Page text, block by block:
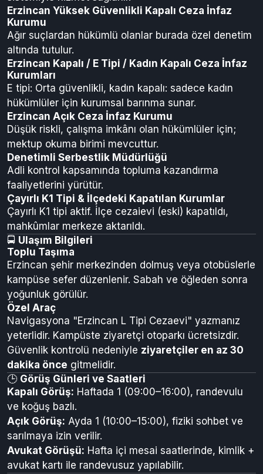
eğitim programları sunulur.
Erzincan T Tipi Kapalı Ceza İnfaz Kurumu
Yüksek güvenlikli tutuklulara yönelik; disiplinli koğuş
sistemiyle hizmet sağlanır.
Erzincan Yüksek Güvenlikli Kapalı Ceza İnfaz
Kurumu
Ağır suçlardan hükümlü olanlar burada özel denetim
altında tutulur.
Erzincan Kapalı / E Tipi / Kadın Kapalı Ceza İnfaz
Kurumları
E tipi: Orta güvenlikli, kadın kapalı: sadece kadın
hükümlüler için kurumsal barınma sunar.
Erzincan Açık Ceza İnfaz Kurumu
Düşük riskli, çalışma imkânı olan hükümlüler için;
mektup okuma birimi mevcuttur.
Denetimli Serbestlik Müdürlüğü
Adli kontrol kapsamında topluma kazandırma
faaliyetlerini yürütür.
Çayırlı K1 Tipi & İlçedeki Kapatılan Kurumlar
Çayırlı K1 tipi aktif. İlçe cezaievi (eski) kapatıldı,
mahkûmlar merkeze aktarıldı.
🚍Ulaşım Bilgileri
Toplu Taşıma
Erzincan şehir merkezinden dolmuş veya otobüslerle
kampüse sefer düzenlenir. Sabah ve öğleden sonra
yoğunluk görülür.
Özel Araç
Navigasyona "Erzincan L Tipi Cezaevi" yazmanız
yeterlidir. Kampüste ziyaretçi otoparkı ücretsizdir.
Güvenlik kontrolü nedeniyle
dakika önce gitmelidir.
🕒Görüş Günleri ve Saatleri
Kapalı Görüş:Haftada 1 (09:00–16:00), randevulu
ve koğuş bazlı.